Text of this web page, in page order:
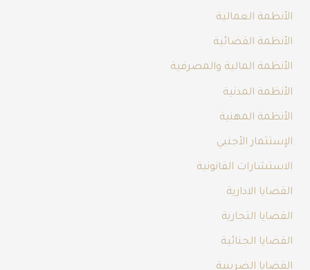
الأنظمة العمالية
الأنظمة القضائية
الأنظمة المالية والمصرفية
الأنظمة المدنية
الأنظمة المهنية
الإستثمار الأجنبي
الاستشارات القانونية
القضايا الادارية
القضايا التجارية
القضايا الجنائية
القضايا الضريبية